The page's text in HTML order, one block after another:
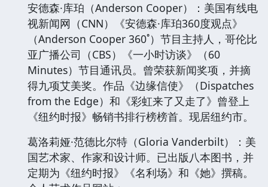
安德森·库珀（Anderson Cooper）：美国有线电
视新闻网（CNN）《安德森·库珀360度观点》
（Anderson Cooper 360˚）节目主持人，哥伦比
亚广播公司（CBS）《一小时访谈》（60
Minutes）节目通讯员。曾荣获新闻奖项，并摘
得九项艾美奖。作品《边缘信使》（Dispatches
from the Edge）和《彩虹来了又走了》曾登上
《纽约时报》畅销书排行榜榜首。现居纽约市。
葛洛莉娅·范德比尔特（Gloria Vanderbilt）：美
国艺术家、作家和设计师。已出版八本图书，并
定期为《纽约时报》《名利场》和《她》撰稿。